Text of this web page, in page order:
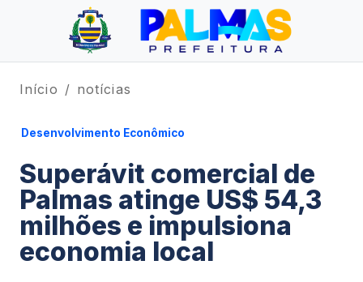
Início notícias
Desenvolvimento Econômico
Superávit comercial de
Palmas atinge US$ 54,3
milhões e impulsiona
economia local